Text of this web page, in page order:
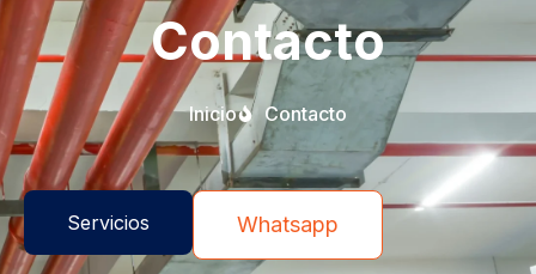
Contacto
Inicio Contacto
Servicios Whatsapp